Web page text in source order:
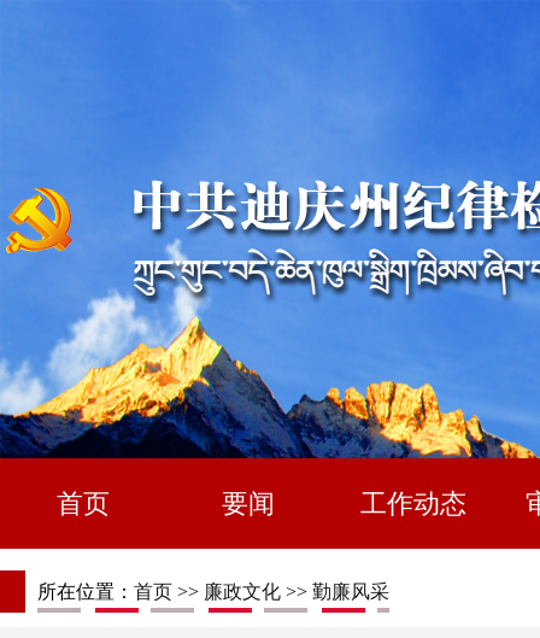
首页 要闻 工作动态
所在位置： 首页 >> 廉政文化 >> 勤廉风采